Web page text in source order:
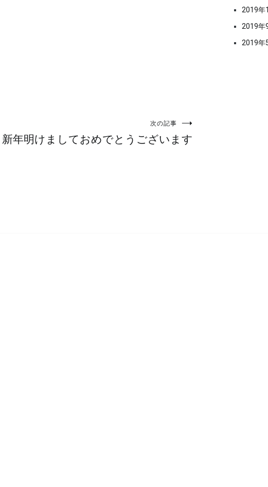
次の記事
新年明けましておめでとうございます
2019年
2019年
2019年